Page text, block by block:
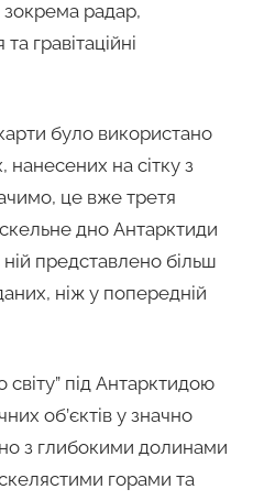
зокрема радар,
гравітаційні
було використано
нанесених на сітку з
це вже третя
дно Антарктиди
представлено більш
ніж у попередній
під Антарктидою
об’єктів у значно
з глибокими долинами
горами та